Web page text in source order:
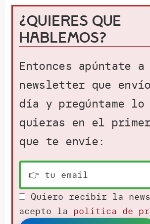
¿Quieres que
hablemos?
Entonces apúntate a
newsletter que
día y pregúntame lo
quieras en el
que te envíe:
Quiero recibir la
acepto la política de